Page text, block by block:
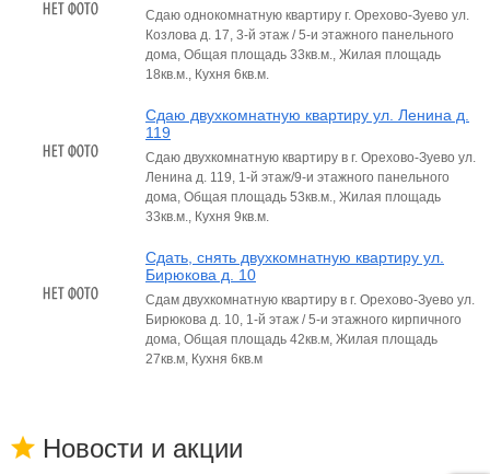
Сдаю однокомнатную квартиру г. Орехово-Зуево ул.
Козлова д. 17, 3-й этаж / 5-и этажного панельного
дома, Общая площадь 33кв.м., Жилая площадь
18кв.м., Кухня 6кв.м.
Сдаю двухкомнатную квартиру ул. Ленина д.
119
Сдаю двухкомнатную квартиру в г. Орехово-Зуево ул.
Ленина д. 119, 1-й этаж/9-и этажного панельного
дома, Общая площадь 53кв.м., Жилая площадь
33кв.м., Кухня 9кв.м.
Сдать, снять двухкомнатную квартиру ул.
Бирюкова д. 10
Сдам двухкомнатную квартиру в г. Орехово-Зуево ул.
Бирюкова д. 10, 1-й этаж / 5-и этажного кирпичного
дома, Общая площадь 42кв.м, Жилая площадь
27кв.м, Кухня 6кв.м
Новости и акции